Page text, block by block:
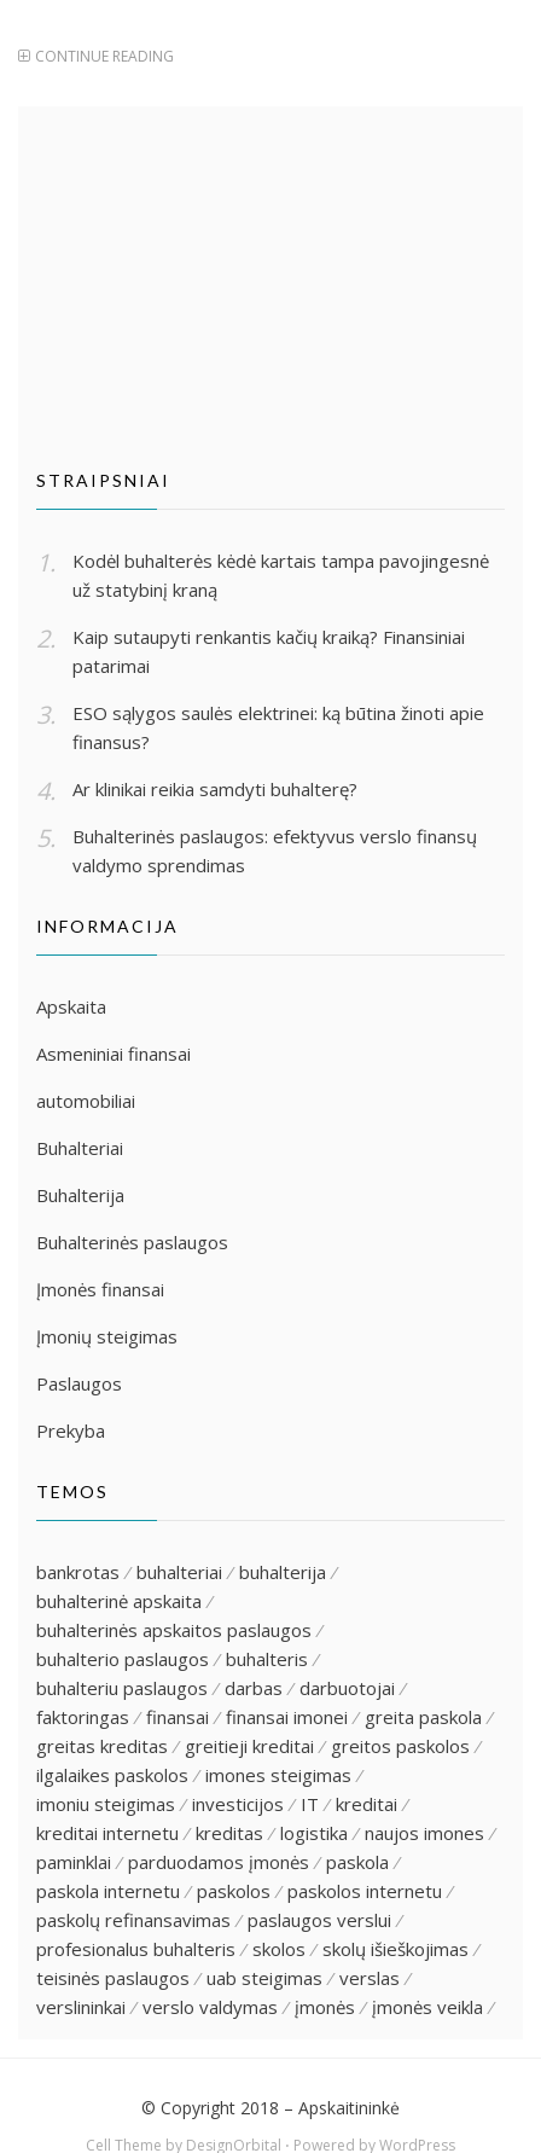
CONTINUE READING
STRAIPSNIAI
Kodėl buhalterės kėdė kartais tampa pavojingesnė
už statybinį kraną
Kaip sutaupyti renkantis kačių kraiką? Finansiniai
patarimai
ESO sąlygos saulės elektrinei: ką būtina žinoti apie
finansus?
Ar klinikai reikia samdyti buhalterę?
Buhalterinės paslaugos: efektyvus verslo finansų
valdymo sprendimas
INFORMACIJA
Apskaita
Asmeniniai finansai
automobiliai
Buhalteriai
Buhalterija
Buhalterinės paslaugos
Įmonės finansai
Įmonių steigimas
Paslaugos
Prekyba
TEMOS
bankrotas buhalteriai
buhalterija
buhalterinė apskaita
buhalterinės apskaitos paslaugos
buhalterio paslaugos
buhalteris
buhalteriu paslaugos
darbas
darbuotojai
faktoringas
finansai finansai imonei
greita paskola
greitas kreditas
greitieji kreditai
greitos paskolos
ilgalaikes paskolos
imones steigimas
imoniu steigimas
investicijos IT
kreditai
kreditai internetu
kreditas logistika
naujos imones
paminklai
parduodamos įmonės
paskola
paskola internetu
paskolos
paskolos internetu
paskolų refinansavimas
paslaugos verslui
profesionalus buhalteris
skolos
skolų išieškojimas
teisinės paslaugos
uab steigimas
verslas
verslininkai
verslo valdymas įmonės įmonės veikla
© Copyright 2018 – Apskaitininkė
Cell Theme by DesignOrbital ⋅ Powered byWordPress